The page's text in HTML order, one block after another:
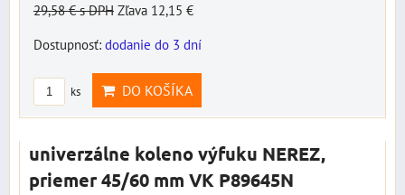
29,58 €s DPH Zľava 12,15 €
Dostupnosť: dodanie do 3 dní
ks DO KOŠÍKA
univerzálne koleno výfuku NEREZ,
priemer 45/60 mm VK P89645N